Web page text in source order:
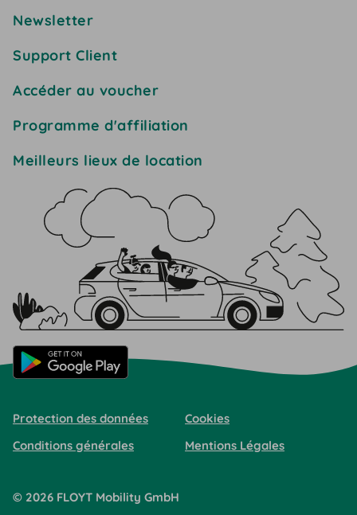
Newsletter
Support Client
Accéder au voucher
Programme d'affiliation
Meilleurs lieux de location
Protection des données
Cookies
Conditions générales
Mentions Légales
© 2026 FLOYT Mobility GmbH